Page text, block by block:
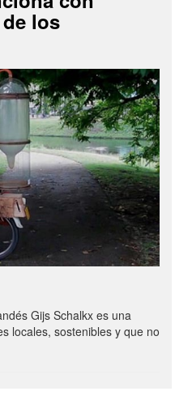
los
Gijs Schalkx es una
locales, sostenibles y que no